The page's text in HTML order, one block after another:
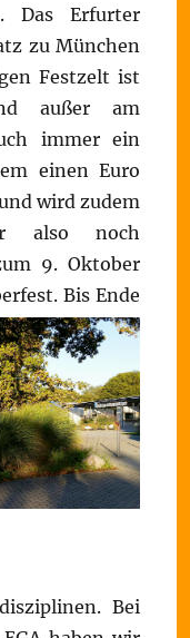
Das Erfurter
zu München
Festzelt ist
außer am
immer ein
einen Euro
wird zudem
also noch
9. Oktober
Bis Ende
Bei